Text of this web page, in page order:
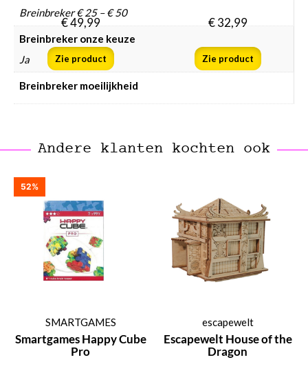
Breinbreker € 25 – € 50
Breinbreker onze keuze
Ja
Breinbreker moeilijkheid
€49,99
Zie product
€32,99
Zie product
Andere klanten kochten ook
52%
SMARTGAMES
Smartgames Happy Cube
Pro
escapewelt
Escapewelt House of the
Dragon